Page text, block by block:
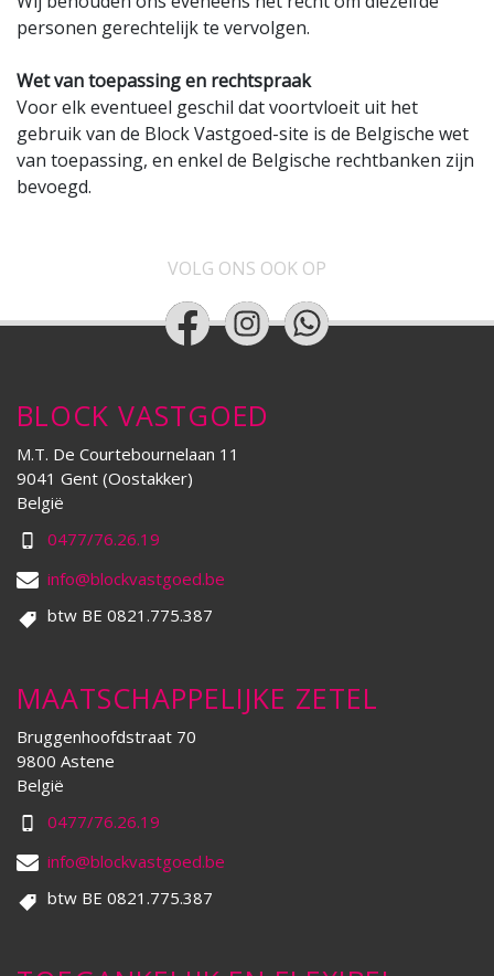
personen gerechtelijk te vervolgen.
Wet van toepassing en rechtspraak
Voor elk eventueel geschil dat voortvloeit uit het
gebruik van de Block Vastgoed-site is de Belgische wet
van toepassing, en enkel de Belgische rechtbanken zijn
bevoegd.
VOLG ONS OOK OP
BLOCK VASTGOED
M.T. De Courtebournelaan 11
9041 Gent (Oostakker)
België
0477/76.26.19
info@blockvastgoed.be
btw BE 0821.775.387
MAATSCHAPPELIJKE ZETEL
Bruggenhoofdstraat 70
9800 Astene
België
0477/76.26.19
info@blockvastgoed.be
btw BE 0821.775.387